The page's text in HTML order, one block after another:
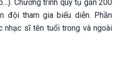
Chương trình quy tụ gần 200
đội tham gia biểu diễn. Phần
nhạc sĩ tên tuổi trong và ngoài